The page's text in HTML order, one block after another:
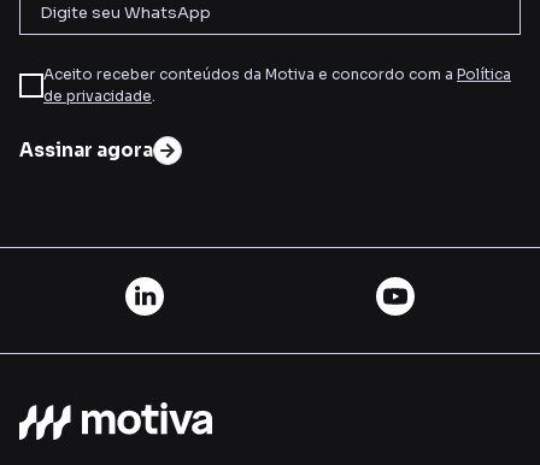
Aceito receber conteúdos da Motiva e concordo com a Política
de privacidade
Assinar agora